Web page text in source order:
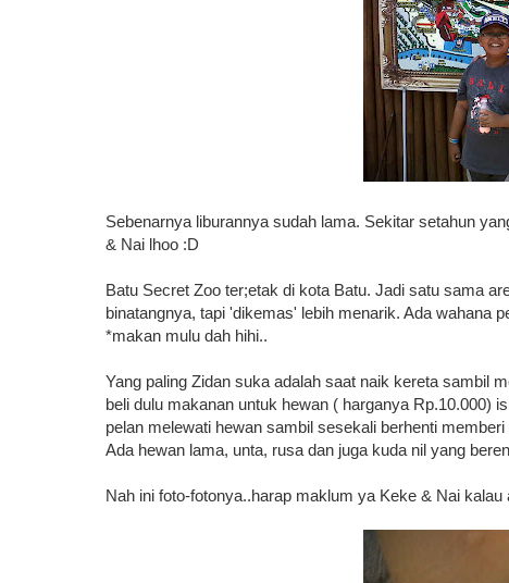
Sebenarnya liburannya sudah lama. Sekitar setahun
& Nai lhoo :D
Batu Secret Zoo ter;etak di kota Batu. Jadi satu sama
binatangnya, tapi 'dikemas' lebih menarik. Ada wahana
*makan mulu dah hihi..
Yang paling Zidan suka adalah saat naik kereta sambil
beli dulu makanan untuk hewan ( harganya Rp.10.000)
pelan melewati hewan sambil sesekali berhenti
Ada hewan lama, unta, rusa dan juga kuda nil yang
Nah ini foto-fotonya..harap maklum ya Keke & Nai